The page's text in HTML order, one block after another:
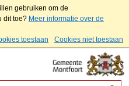
gebruiken om de
dit toe? Meer informatie over de
toestaan
Cookies niet toestaan